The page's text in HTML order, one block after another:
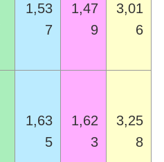
1,53
7
1,47
9
3,01
6
1,63
5
1,62
3
3,25
8